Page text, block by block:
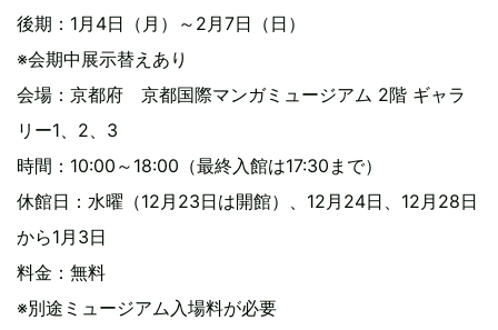
後期：1月4日（月）～2月7日（日）
※会期中展示替えあり
会場：京都府 京都国際マンガミュージアム 2階 ギャラ
リー1、2、3
時間：10:00～18:00（最終入館は17:30まで）
休館日：水曜（12月23日は開館）、12月24日、12月28日
から1月3日
料金：無料
※別途ミュージアム入場料が必要